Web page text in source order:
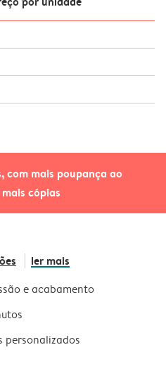
com mais poupança ao
cópias
ler mais
e acabamento
personalizados